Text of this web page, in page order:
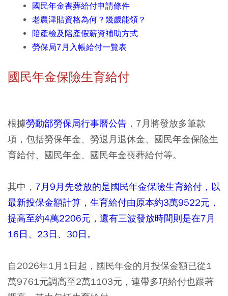
國民年金喪葬給付申請條件
老農津貼資格為何？幾歲能領？
陪產檢及陪產假薪資補助方式
勞保局7月入帳給付一覽表
國民年金保險生育給付
根據勞動部勞保局行事曆公告 ，7月將發放多筆款
項，包括勞保年金、勞退月退休金、國民年金保險生
育給付、國民年金、國民年金喪葬給付等。
其中， 7月9月先發放的是國民年金保險生育給付，以
最新投保金額計算，生育給付由原本約3萬9522元，
提高至約4萬2206元，還有三波發放時間則是在7月
16日、23日、30日。
自2026年1月1日起，國民年金的月投保金額已從1
萬9761元調高至2萬1103元，連帶多項給付也跟著